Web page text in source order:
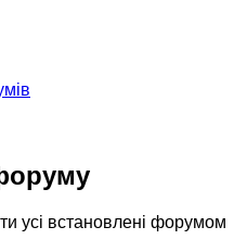
усі встановлені форумом